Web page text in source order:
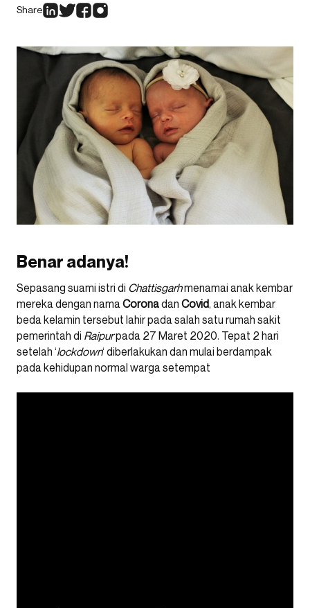
Share
Benar adanya!
Sepasang suami istri di Chattisgarhmenamai anak kembar
mereka dengan namaCoronadan Covid, anak kembar
beda kelamin tersebut lahir pada salah satu rumah sakit
pemerintah di Raipurpada 27 Maret 2020. Tepat 2 hari
setelah ‘lockdown‘ diberlakukan dan mulai berdampak
pada kehidupan normal warga setempat